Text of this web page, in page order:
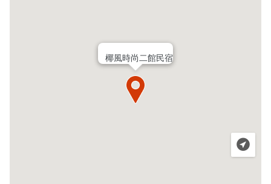
椰風時尚二館民宿